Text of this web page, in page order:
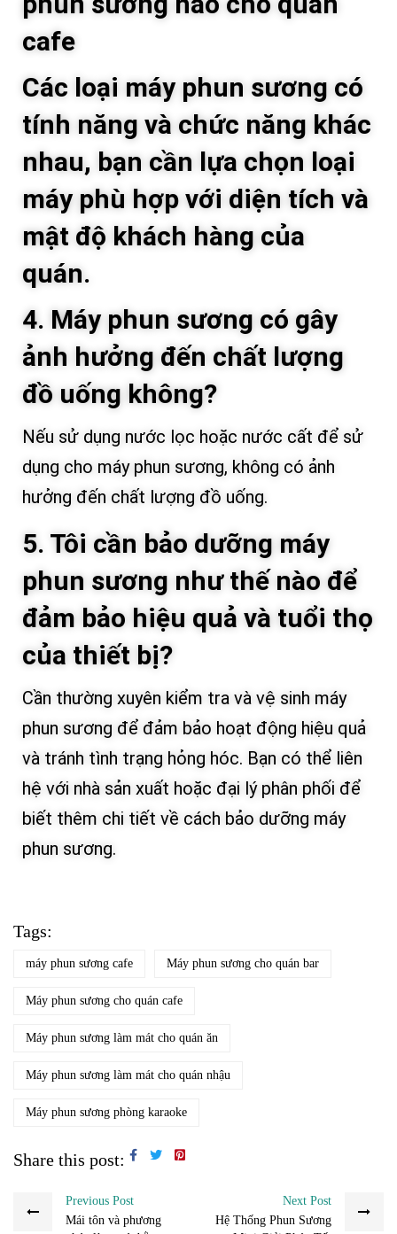
cafe
Các loại máy phun sương có
tính năng và chức năng khác
nhau, bạn cần lựa chọn loại
máy phù hợp với diện tích và
mật độ khách hàng của
quán.
4. Máy phun sương có gây
ảnh hưởng đến chất lượng
đồ uống không?
Nếu sử dụng nước lọc hoặc nước cất để sử
dụng cho máy phun sương, không có ảnh
hưởng đến chất lượng đồ uống.
5. Tôi cần bảo dưỡng máy
phun sương như thế nào để
đảm bảo hiệu quả và tuổi thọ
của thiết bị?
Cần thường xuyên kiểm tra và vệ sinh máy
phun sương để đảm bảo hoạt động hiệu quả
và tránh tình trạng hỏng hóc. Bạn có thể liên
hệ với nhà sản xuất hoặc đại lý phân phối để
biết thêm chi tiết về cách bảo dưỡng máy
phun sương.
Tags:
máy phun sương cafe Máy phun sương cho quán bar
Máy phun sương cho quán cafe
Máy phun sương làm mát cho quán ăn
Máy phun sương làm mát cho quán nhậu
Máy phun sương phòng karaoke
Share this post:
Previous Post
Mái tôn và phương
Next Post
Hệ Thống Phun Sương